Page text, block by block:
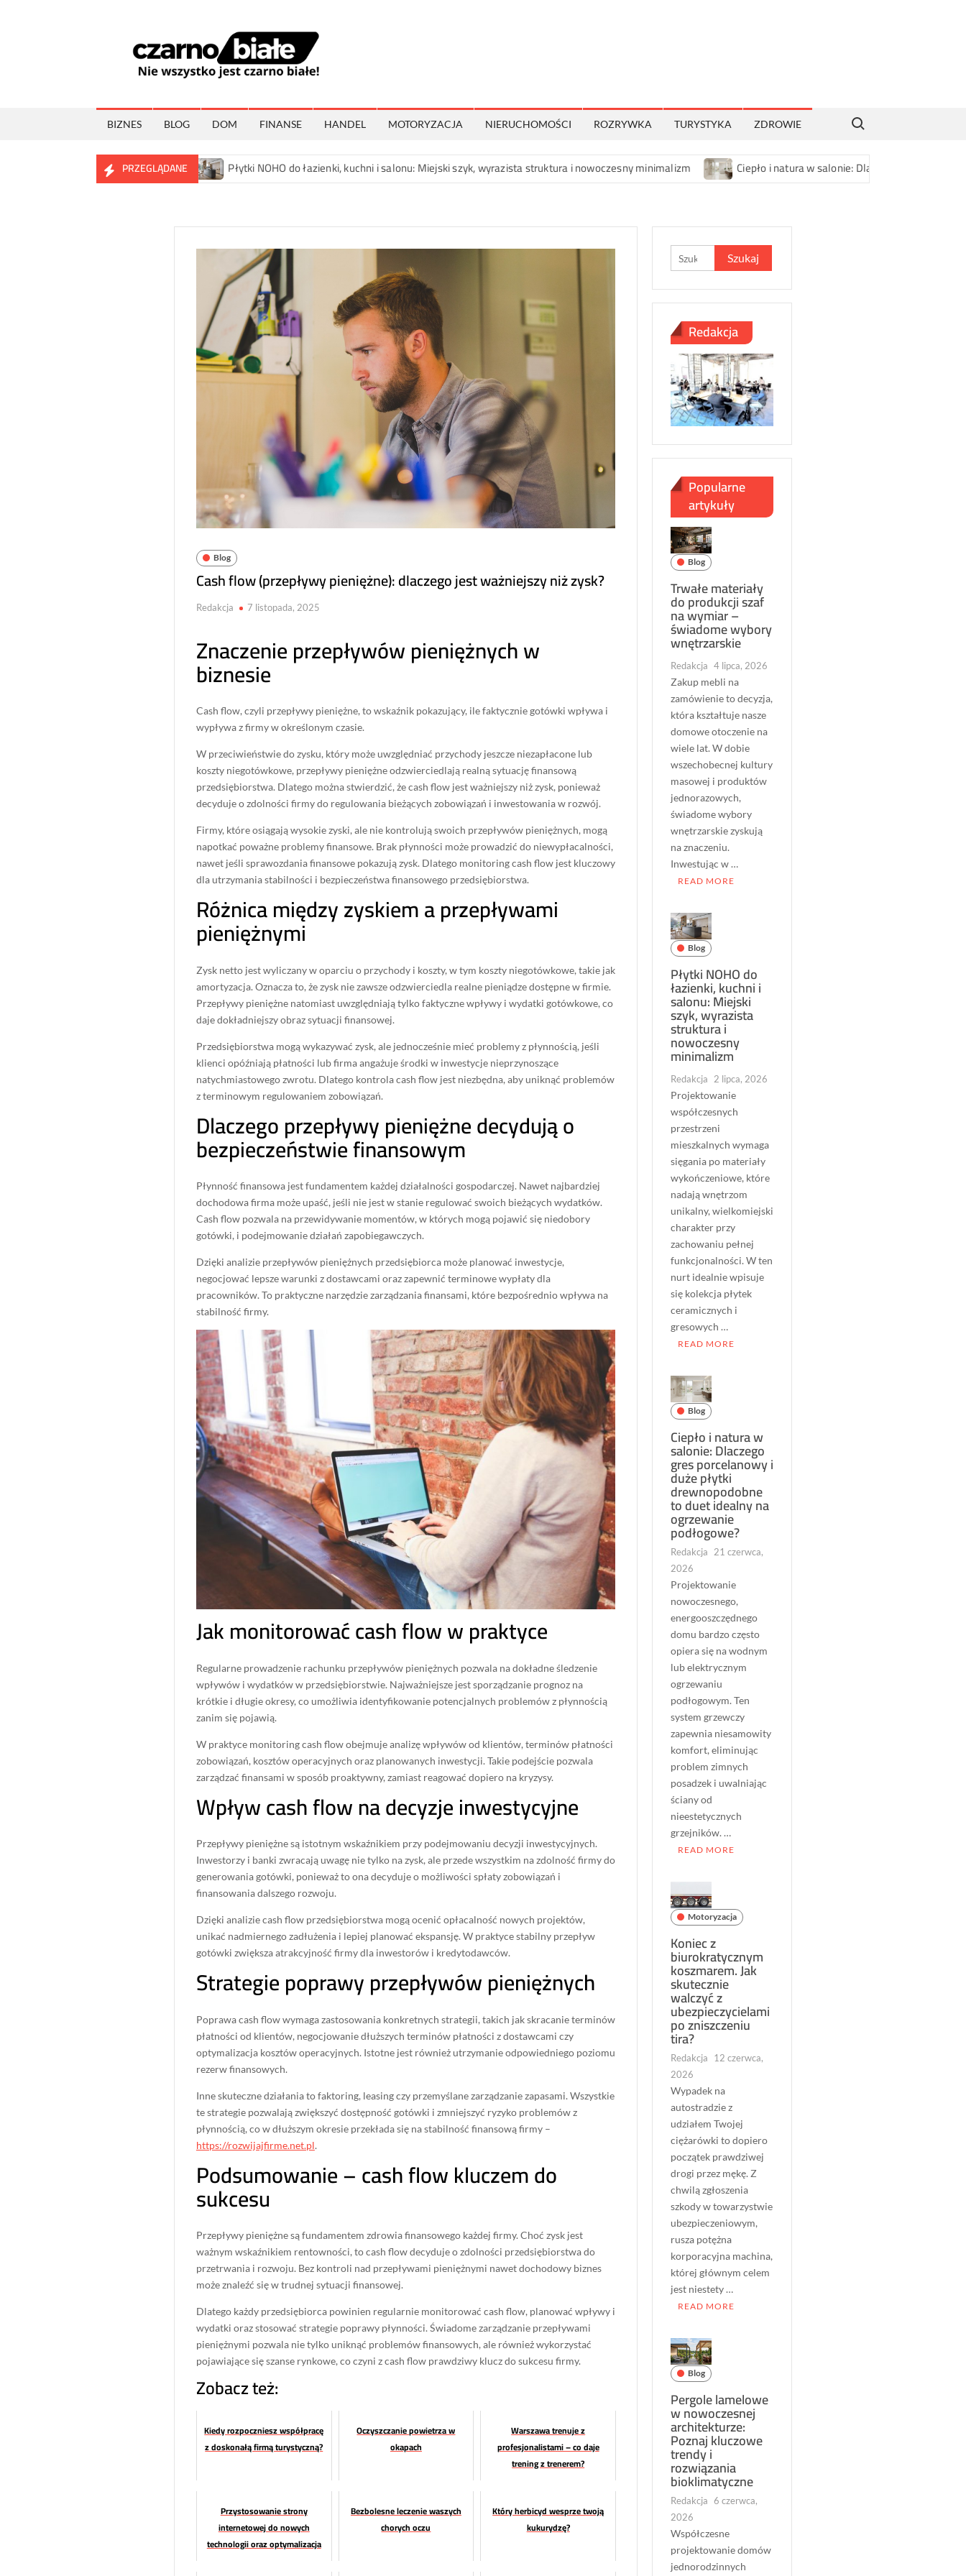
BIZNES BLOG DOM FINANSE HANDEL MOTORYZACJA NIERUCHOMOŚCI ROZRYWKA TURYSTYKA ZDROWIE
Search for:
PRZEGLĄDANE
wybory wnętrzarskie Płytki NOHO do łazienki, kuchni i salonu: Miejski szyk, wyrazista struktura i nowoczesny minimalizm Ciepło i natura w salonie: Dlaczego gres porcelanowy i duże
Blog
Cash flow (przepływy pieniężne): dlaczego jest ważniejszy niż zysk?
Redakcja 7 listopada, 2025
Znaczenie przepływów pieniężnych w
biznesie
Cash flow, czyli przepływy pieniężne, to wskaźnik pokazujący, ile faktycznie gotówki wpływa i
wypływa z firmy w określonym czasie.
W przeciwieństwie do zysku, który może uwzględniać przychody jeszcze niezapłacone lub
koszty niegotówkowe, przepływy pieniężne odzwierciedlają realną sytuację finansową
przedsiębiorstwa. Dlatego można stwierdzić, że cash flow jest ważniejszy niż zysk, ponieważ
decyduje o zdolności firmy do regulowania bieżących zobowiązań i inwestowania w rozwój.
Firmy, które osiągają wysokie zyski, ale nie kontrolują swoich przepływów pieniężnych, mogą
napotkać poważne problemy finansowe. Brak płynności może prowadzić do niewypłacalności,
nawet jeśli sprawozdania finansowe pokazują zysk. Dlatego monitoring cash flow jest kluczowy
dla utrzymania stabilności i bezpieczeństwa finansowego przedsiębiorstwa.
Różnica między zyskiem a przepływami
pieniężnymi
Zysk netto jest wyliczany w oparciu o przychody i koszty, w tym koszty niegotówkowe, takie jak
amortyzacja. Oznacza to, że zysk nie zawsze odzwierciedla realne pieniądze dostępne w firmie.
Przepływy pieniężne natomiast uwzględniają tylko faktyczne wpływy i wydatki gotówkowe, co
daje dokładniejszy obraz sytuacji finansowej.
Przedsiębiorstwa mogą wykazywać zysk, ale jednocześnie mieć problemy z płynnością, jeśli
klienci opóźniają płatności lub firma angażuje środki w inwestycje nieprzynoszące
natychmiastowego zwrotu. Dlatego kontrola cash flow jest niezbędna, aby uniknąć problemów
z terminowym regulowaniem zobowiązań.
Dlaczego przepływy pieniężne decydują o
bezpieczeństwie finansowym
Płynność finansowa jest fundamentem każdej działalności gospodarczej. Nawet najbardziej
dochodowa firma może upaść, jeśli nie jest w stanie regulować swoich bieżących wydatków.
Cash flow pozwala na przewidywanie momentów, w których mogą pojawić się niedobory
gotówki, i podejmowanie działań zapobiegawczych.
Dzięki analizie przepływów pieniężnych przedsiębiorca może planować inwestycje,
negocjować lepsze warunki z dostawcami oraz zapewnić terminowe wypłaty dla
pracowników. To praktyczne narzędzie zarządzania finansami, które bezpośrednio wpływa na
stabilność firmy.
Jak monitorować cash flow w praktyce
Regularne prowadzenie rachunku przepływów pieniężnych pozwala na dokładne śledzenie
wpływów i wydatków w przedsiębiorstwie. Najważniejsze jest sporządzanie prognoz na
krótkie i długie okresy, co umożliwia identyfikowanie potencjalnych problemów z płynnością
zanim się pojawią.
W praktyce monitoring cash flow obejmuje analizę wpływów od klientów, terminów płatności
zobowiązań, kosztów operacyjnych oraz planowanych inwestycji. Takie podejście pozwala
zarządzać finansami w sposób proaktywny, zamiast reagować dopiero na kryzysy.
Wpływ cash flow na decyzje inwestycyjne
Przepływy pieniężne są istotnym wskaźnikiem przy podejmowaniu decyzji inwestycyjnych.
Inwestorzy i banki zwracają uwagę nie tylko na zysk, ale przede wszystkim na zdolność firmy do
generowania gotówki, ponieważ to ona decyduje o możliwości spłaty zobowiązań i
finansowania dalszego rozwoju.
Dzięki analizie cash flow przedsiębiorstwa mogą ocenić opłacalność nowych projektów,
unikać nadmiernego zadłużenia i lepiej planować ekspansję. W praktyce stabilny przepływ
gotówki zwiększa atrakcyjność firmy dla inwestorów i kredytodawców.
Strategie poprawy przepływów pieniężnych
Poprawa cash flow wymaga zastosowania konkretnych strategii, takich jak skracanie terminów
płatności od klientów, negocjowanie dłuższych terminów płatności z dostawcami czy
optymalizacja kosztów operacyjnych. Istotne jest również utrzymanie odpowiedniego poziomu
rezerw finansowych.
Inne skuteczne działania to faktoring, leasing czy przemyślane zarządzanie zapasami. Wszystkie
te strategie pozwalają zwiększyć dostępność gotówki i zmniejszyć ryzyko problemów z
płynnością, co w dłuższym okresie przekłada się na stabilność finansową firmy –
https://rozwijajfirme.net.pl.
Podsumowanie – cash flow kluczem do
sukcesu
Przepływy pieniężne są fundamentem zdrowia finansowego każdej firmy. Choć zysk jest
ważnym wskaźnikiem rentowności, to cash flow decyduje o zdolności przedsiębiorstwa do
przetrwania i rozwoju. Bez kontroli nad przepływami pieniężnymi nawet dochodowy biznes
może znaleźć się w trudnej sytuacji finansowej.
Dlatego każdy przedsiębiorca powinien regularnie monitorować cash flow, planować wpływy i
wydatki oraz stosować strategie poprawy płynności. Świadome zarządzanie przepływami
pieniężnymi pozwala nie tylko uniknąć problemów finansowych, ale również wykorzystać
pojawiające się szanse rynkowe, co czyni z cash flow prawdziwy klucz do sukcesu firmy.
Zobacz też:
Kiedy rozpoczniesz współpracę
z doskonałą firmą turystyczną?
Oczyszczanie powietrza w
okapach
Warszawa trenuje z
profesjonalistami – co daje
trening z trenerem?
Przystosowanie strony
internetowej do nowych
technologii oraz optymalizacja
Bezbolesne leczenie waszych
chorych oczu
Który herbicyd wesprze twoją
kukurydzę?
Szukaj:
Redakcja
Popularne
artykuły
Blog
Trwałe materiały
do produkcji szaf
na wymiar –
świadome wybory
wnętrzarskie
Redakcja 4 lipca, 2026
Zakup mebli na
zamówienie to decyzja,
która kształtuje nasze
domowe otoczenie na
wiele lat. W dobie
wszechobecnej kultury
masowej i produktów
jednorazowych,
świadome wybory
wnętrzarskie zyskują
na znaczeniu.
Inwestując w …
READ MORE
Blog
Płytki NOHO do
łazienki, kuchni i
salonu: Miejski
szyk, wyrazista
struktura i
nowoczesny
minimalizm
Redakcja 2 lipca, 2026
Projektowanie
współczesnych
przestrzeni
mieszkalnych wymaga
sięgania po materiały
wykończeniowe, które
nadają wnętrzom
unikalny, wielkomiejski
charakter przy
zachowaniu pełnej
funkcjonalności. W ten
nurt idealnie wpisuje
się kolekcja płytek
ceramicznych i
gresowych …
READ MORE
Blog
Ciepło i natura w
salonie: Dlaczego
gres porcelanowy i
duże płytki
drewnopodobne
to duet idealny na
ogrzewanie
podłogowe?
Redakcja
21 czerwca,
2026
Projektowanie
nowoczesnego,
energooszczędnego
domu bardzo często
opiera się na wodnym
lub elektrycznym
ogrzewaniu
podłogowym. Ten
system grzewczy
zapewnia niesamowity
komfort, eliminując
problem zimnych
posadzek i uwalniając
ściany od
nieestetycznych
grzejników. …
READ MORE
Motoryzacja
Koniec z
biurokratycznym
koszmarem. Jak
skutecznie
walczyć z
ubezpieczycielami
po zniszczeniu
tira?
Redakcja
12 czerwca,
2026
Wypadek na
autostradzie z
udziałem Twojej
ciężarówki to dopiero
początek prawdziwej
drogi przez mękę. Z
chwilą zgłoszenia
szkody w towarzystwie
ubezpieczeniowym,
rusza potężna
korporacyjna machina,
której głównym celem
jest niestety …
READ MORE
Blog
Pergole lamelowe
w nowoczesnej
architekturze:
Poznaj kluczowe
trendy i
rozwiązania
bioklimatyczne
Redakcja 6 czerwca,
2026
Współczesne
projektowanie domów
jednorodzinnych